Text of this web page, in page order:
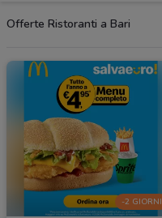
Offerte Ristoranti a Bari
-2 GIORNI